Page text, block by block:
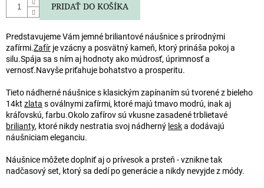
PRIDAŤ DO KOŠÍKA
Predstavujeme Vám jemné briliantové náušnice s prírodnými
zafírmi.Zafír je vzácny a posvätný kameň, ktorý prináša pokoj a
silu.Spája sa s ním aj hodnoty ako múdrosť, úprimnosť a
vernosť.Navyše priťahuje bohatstvo a prosperitu.
Tieto nádherné náušnice s klasickým zapínaním sú tvorené z bieleho
14kt zlata s oválnymi zafírmi, ktoré majú tmavo modrú, inak aj
kráľovskú, farbu.Okolo zafírov sú vkusne zasadené trblietavé
brilianty, ktoré nikdy nestratia svoj nádherný leska dodávajú
náušniciam eleganciu.
Náušnice môžete doplniť aj o prívesok a prsteň - vznikne tak
nadčasový set, ktorý sa dedí po generácie a nikdy nevyjde z módy.